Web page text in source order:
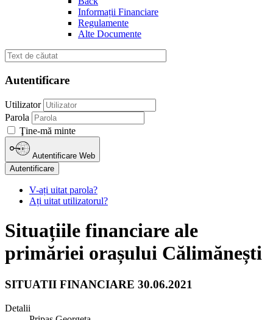
Informații Financiare
Regulamente
Alte Documente
Autentificare
Utilizator
Parola
Ţine-mă minte
Autentificare Web
Autentificare
V-ați uitat parola?
Ați uitat utilizatorul?
Situațiile financiare ale
primăriei orașului Călimănești
SITUATII FINANCIARE 30.06.2021
Detalii